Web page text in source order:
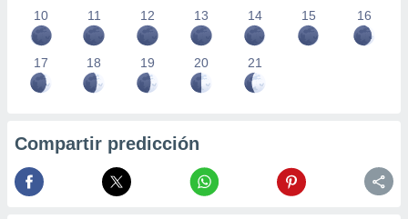
10 11 12 13 14 15 16
17 18 19 20 21
Compartir predicción